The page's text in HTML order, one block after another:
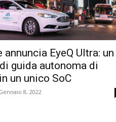
annuncia EyeQ Ultra: un
guida autonoma di
un unico SoC
8, 2022